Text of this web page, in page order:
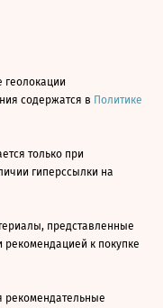
геолокации
содержатся в Политике
только при
гиперссылки на
представленные
к покупке
рекомендательные